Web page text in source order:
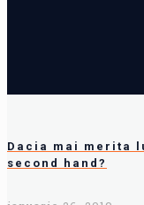
Dacia mai merita
second hand?